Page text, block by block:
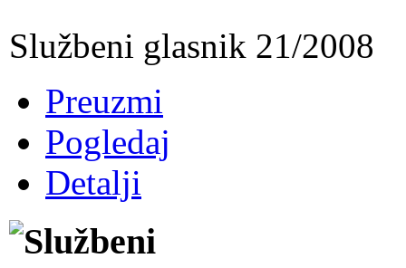
Službeni glasnik 21/2008
Preuzmi
Pogledaj
Detalji